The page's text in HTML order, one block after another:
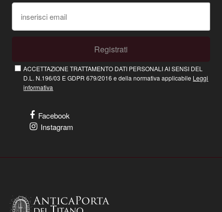
Registrati
ACCETTAZIONE TRATTAMENTO DATI PERSONALI AI SENSI DEL
D.L. N.196/03 E GDPR 679/2016 e della normativa applicabile Leggi
informativa
Facebook
Instagram